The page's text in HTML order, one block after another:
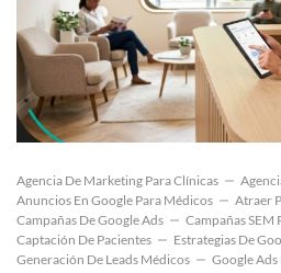
Agencia De Marketing Para Clínicas
Anuncios En Google Para Médicos
Atraer
Campañas De Google Ads
Campañas SEM
Captación De Pacientes
Estrategias De
Generación De Leads Médicos
Google Ads